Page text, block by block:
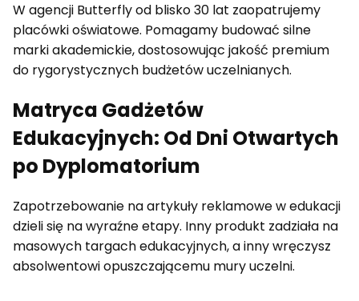
W agencji Butterfly od blisko 30 lat zaopatrujemy
placówki oświatowe. Pomagamy budować silne
marki akademickie, dostosowując jakość premium
do rygorystycznych budżetów uczelnianych.
Matryca Gadżetów
Edukacyjnych: Od Dni Otwartych
po Dyplomatorium
Zapotrzebowanie na artykuły reklamowe w edukacji
dzieli się na wyraźne etapy. Inny produkt zadziała na
masowych targach edukacyjnych, a inny wręczysz
absolwentowi opuszczającemu mury uczelni.